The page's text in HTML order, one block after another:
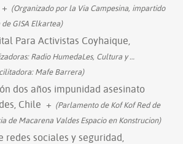
+ (Organizado por la Via Campesina, impartido
GISA Elkartea)
Para Activistas Coyhaique,
Radio HumedaLes, Cultura y…
Mafe Barrera)
dos años impunidad asesinato
Chile + (Parlamento de Kof Kof Red de
de Macarena Valdes Espacio en Konstrucion)
sociales y seguridad,